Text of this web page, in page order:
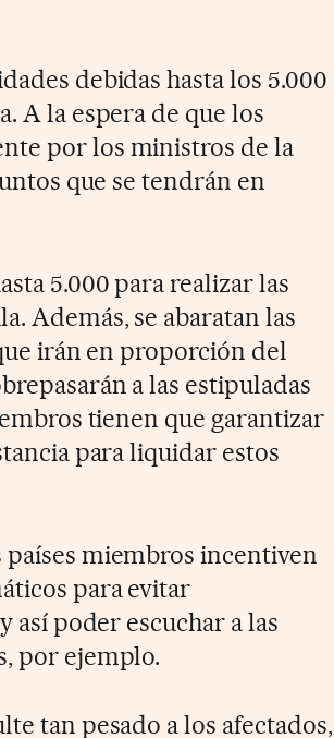
debidas hasta los 5.000
A la espera de que los
por los ministros de la
que se tendrán en
5.000 para realizar las
Además, se abaratan las
irán en proporción del
a las estipuladas
tienen que garantizar
para liquidar estos
miembros incentiven
para evitar
poder escuchar a las
por ejemplo.
tan pesado a los afectados,